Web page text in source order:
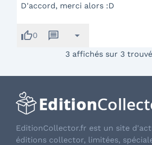
D'accord, merci alors :D
thumb_up0 message arrow_drop_down
3 affichés sur 3
EditionCollector.fr est un site
éditions collector, limitées,